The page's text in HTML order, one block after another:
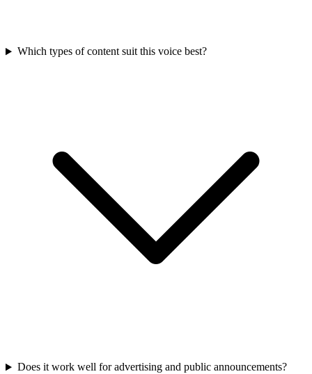
Which types of content suit this voice best?
Does it work well for advertising and public announcements?